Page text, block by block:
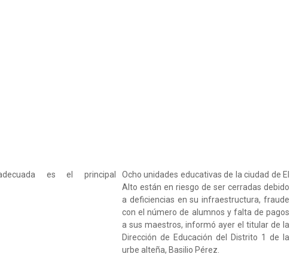
Ocho unidades educativas de la ciudad de El
Alto están en riesgo de ser cerradas debido
a deficiencias en su infraestructura, fraude
con el número de alumnos y falta de pagos
a sus maestros, informó ayer el titular de la
Dirección de Educación del Distrito 1 de la
urbe alteña, Basilio Pérez.